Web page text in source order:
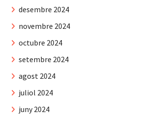
desembre 2024
novembre 2024
octubre 2024
setembre 2024
agost 2024
juliol 2024
juny 2024